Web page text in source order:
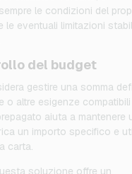
le condizioni del
le eventuali limitazioni
del budget
gestire una somma
o altre esigenze
aiuta a mantenere
un importo specifico e
carta.
soluzione offre un